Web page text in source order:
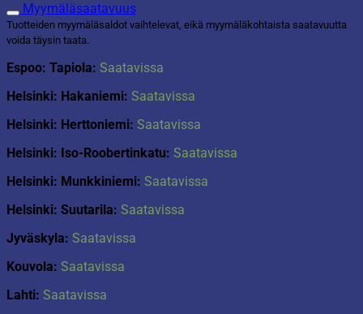
Myymäläsaatavuus
Tuotteiden myymäläsaldot vaihtelevat, eikä myymäläkohtaista saatavuutta
voida täysin taata.
Espoo: Tapiola: Saatavissa
Helsinki: Hakaniemi: Saatavissa
Helsinki: Herttoniemi: Saatavissa
Helsinki: Iso-Roobertinkatu: Saatavissa
Helsinki: Munkkiniemi: Saatavissa
Helsinki: Suutarila: Saatavissa
Jyväskyla: Saatavissa
Kouvola: Saatavissa
Lahti: Saatavissa